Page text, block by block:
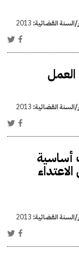
السنة القضائية: 2013
السنة القضائية: 2013
أساسية
السنة القضائية: 2013